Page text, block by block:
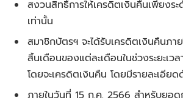
สงวนสิทธิ์การให้เครดิตเงินคืนเพียงร
เท่านั้น
สมาชิกบัตรฯ จะได้รับเครดิตเงินคืนภา
สิ้นเดือนของแต่ละเดือนในช่วงระยะเว
โดยจะเครดิตเงินคืน โดยมีรายละเอีย
ภายในวันที่ 15 ก.ค. 2566 สำหรับยอด